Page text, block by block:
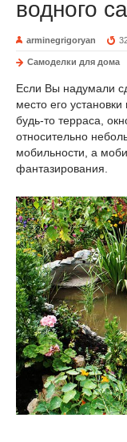
водного
arminegrigoryan
Самоделки для дома
Если Вы надумали
место его
будь-то терраса,
относительно
мобильности, а
фантазирования.